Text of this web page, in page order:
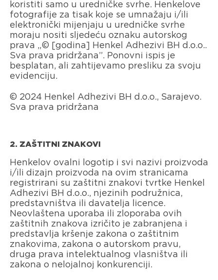
koristiti samo u uredničke svrhe. Henkelove
fotografije za tisak koje se umnažaju i/ili
elektronički mijenjaju u uredničke svrhe
moraju nositi sljedeću oznaku autorskog
prava „© [godina] Henkel Adhezivi BH d.o.o..
Sva prava pridržana”. Ponovni ispis je
besplatan, ali zahtijevamo presliku za svoju
evidenciju.
© 2024 Henkel Adhezivi BH d.o.o., Sarajevo.
Sva prava pridržana
2. ZAŠTITNI ZNAKOVI
Henkelov ovalni logotip i svi nazivi proizvoda
i/ili dizajn proizvoda na ovim stranicama
registrirani su zaštitni znakovi tvrtke Henkel
Adhezivi BH d.o.o., njezinih podružnica,
predstavništva ili davatelja licence.
Neovlaštena uporaba ili zloporaba ovih
zaštitnih znakova izričito je zabranjena i
predstavlja kršenje zakona o zaštitnim
znakovima, zakona o autorskom pravu,
druga prava intelektualnog vlasništva ili
zakona o nelojalnoj konkurenciji.